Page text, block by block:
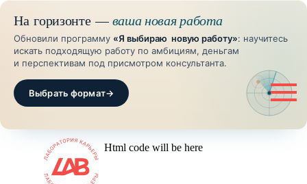
На горизонте —ваша новая работа
Обновили программу «Я выбираю новую работу»: научитесь
искать подходящую работу по амбициям, деньгам
и перспективам под присмотром консультанта.
Выбрать формат→
Html code will be here